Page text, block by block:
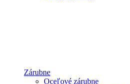
Zárubne
Oceľové zárubne